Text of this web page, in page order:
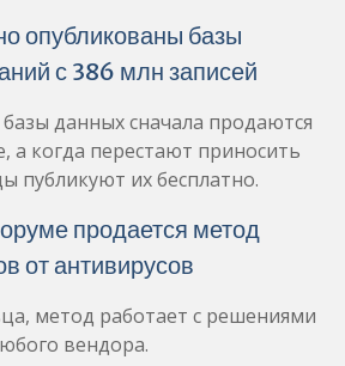
опубликованы базы
с 386 млн записей
данных сначала продаются
а когда перестают приносить
публикуют их бесплатно.
продается метод
от антивирусов
метод работает с решениями
вендора.